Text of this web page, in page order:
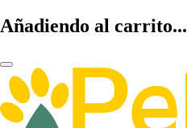
Añadiendo al carrito...